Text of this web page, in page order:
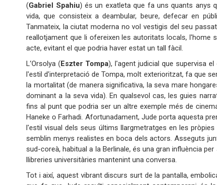
(Gabriel Spahiu) és un exatleta que fa uns quants anys
vida, que consisteix a deambular, beure, defecar en
Tanmateix, la ciutat moderna no vol vestigis del seu
reallotjament que li ofereixen les autoritats locals, l'home
acte, evitant el que podria haver estat un tall fàcil.
L’Orsolya (Eszter Tompa), l'agent judicial que supervisa
l'estil d'interpretació de Tompa, molt exterioritzat, fa que
la mortalitat (de manera significativa, la seva mare
dominant a la seva vida). En qualsevol cas, les guies
fins al punt que podria ser un altre exemple més de
Haneke o Farhadi. Afortunadament, Jude porta aquesta
l'estil visual dels seus últims llargmetratges en les
semblin menys realistes en boca dels actors. Asseguts
sud-coreà, habitual a la Berlinale, és una gran influència
llibreries universitàries mantenint una conversa.
Tot i així, aquest vibrant discurs surt de la pantalla,